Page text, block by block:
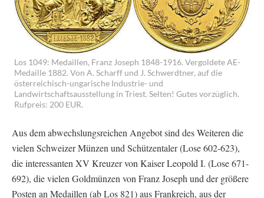
Los 1049: Medaillen, Franz Joseph 1848-1916. Vergoldete AE-
Medaille 1882. Von A. Scharff und J. Schwerdtner, auf die
österreichisch-ungarische Industrie- und
Landwirtschaftsausstellung in Triest. Selten! Gutes vorzüglich.
Rufpreis: 200 EUR.
Aus dem abwechslungsreichen Angebot sind des Weiteren die
vielen Schweizer Münzen und Schützentaler (Lose 602-623),
die interessanten XV Kreuzer von Kaiser Leopold I. (Lose 671-
692), die vielen Goldmünzen von Franz Joseph und der größere
Posten an Medaillen (ab Los 821) aus Frankreich, aus der